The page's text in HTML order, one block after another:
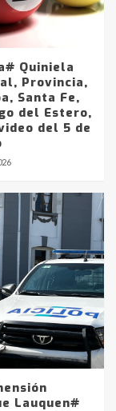
Quiniela
Provincia,
Santa Fe,
del Estero,
del 5 de
Lauquen#
un
en
Axion